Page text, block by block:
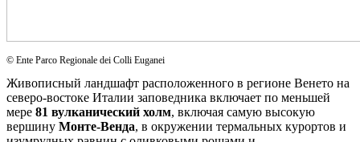
© Ente Parco Regionale dei Colli Euganei
Живописный ландшафт расположенного в регионе Венето на
северо-востоке Италии заповедника включает по меньшей
мере 81 вулканический холм, включая самую высокую
вершину Монте-Венда, в окружении термальных курортов и